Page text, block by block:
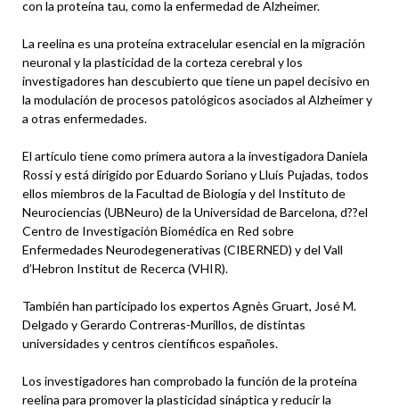
con la proteína tau, como la enfermedad de Alzheimer.
La reelina es una proteína extracelular esencial en la migración
neuronal y la plasticidad de la corteza cerebral y los
investigadores han descubierto que tiene un papel decisivo en
la modulación de procesos patológicos asociados al Alzheimer y
a otras enfermedades.
El artículo tiene como primera autora a la investigadora Daniela
Rossi y está dirigido por Eduardo Soriano y Lluís Pujadas, todos
ellos miembros de la Facultad de Biología y del Instituto de
Neurociencias (UBNeuro) de la Universidad de Barcelona, d??el
Centro de Investigación Biomédica en Red sobre
Enfermedades Neurodegenerativas (CIBERNED) y del Vall
d’Hebron Institut de Recerca (VHIR).
También han participado los expertos Agnès Gruart, José M.
Delgado y Gerardo Contreras-Murillos, de distintas
universidades y centros científicos españoles.
Los investigadores han comprobado la función de la proteína
reelina para promover la plasticidad sináptica y reducir la